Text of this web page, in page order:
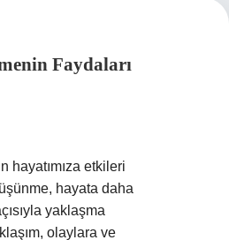
Faydaları
hayatımıza etkileri
hayata daha
yaklaşma
olaylara ve